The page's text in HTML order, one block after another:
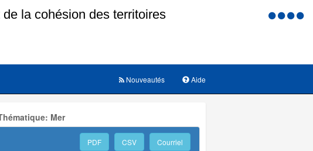
Menu
Aide
Nouveautés
Mer
PDF CSV Courriel